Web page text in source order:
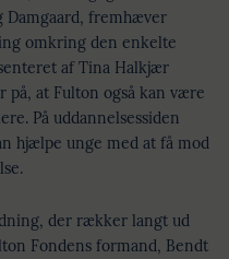
Damgaard, fremhæver
omkring den enkelte
af Tina Halkjær
på, at Fulton også kan være
På uddannelsessiden
hjælpe unge med at få mod
der rækker langt ud
Fondens formand, Bendt